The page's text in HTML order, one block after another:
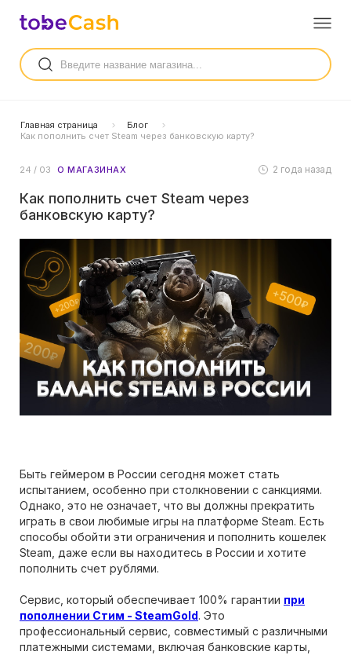
Главная страница
Блог
Как пополнить счет Steam через банковскую карту?
24 / 03 О МАГАЗИНАХ 2 года назад
Как пополнить счет Steam через
банковскую карту?
Быть геймером в России сегодня может стать
испытанием, особенно при столкновении с санкциями.
Однако, это не означает, что вы должны прекратить
играть в свои любимые игры на платформе Steam. Есть
способы обойти эти ограничения и пополнить кошелек
Steam, даже если вы находитесь в России и хотите
пополнить счет рублями.
Сервис, который обеспечивает 100% гарантии при
пополнении Стим - SteamGold . Это
профессиональный сервис, совместимый с различными
платежными системами, включая банковские карты,